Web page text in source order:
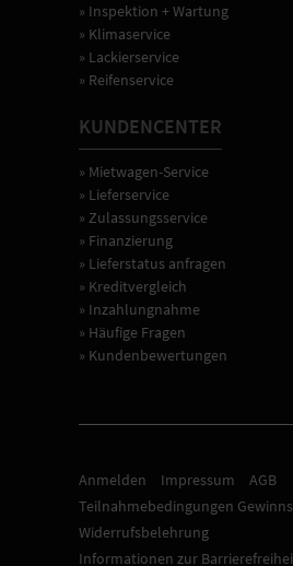
» Inspektion + Wartung
» Klimaservice
» Lackierservice
» Reifenservice
KUNDENCENTER
» Mietwagen-Service
» Lieferservice
» Zulassungsservice
» Finanzierung
» Lieferstatus anfragen
» Kreditvergleich
» Inzahlungnahme
» Häufige Fragen
» Kundenbewertungen
Anmelden Impressum
AGB
Teilnahmebedingungen
Widerrufsbelehrung
Informationen zur